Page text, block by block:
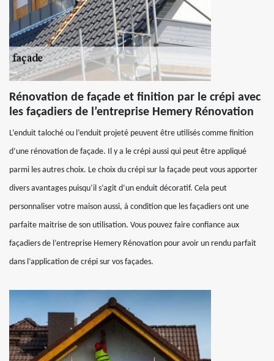
Rénovation de façade et finition par le crépi avec
les façadiers de l’entreprise Hemery Rénovation
L’enduit taloché ou l’enduit projeté peuvent être utilisés comme finition
d’une rénovation de façade. Il y a le crépi aussi qui peut être appliqué
parmi les autres choix. Le choix du crépi sur la façade peut vous apporter
divers avantages puisqu’il s’agit d’un enduit décoratif. Cela peut
personnaliser votre maison aussi, à condition que les façadiers ont une
parfaite maitrise de son utilisation. Vous pouvez faire confiance aux
façadiers de l’entreprise Hemery Rénovation pour avoir un rendu parfait
dans l’application de crépi sur vos façades.